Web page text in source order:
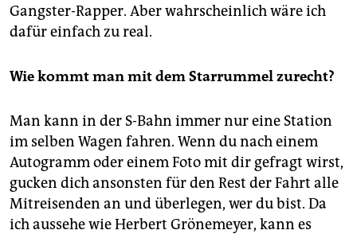
Gangster-Rapper. Aber wahrscheinlich wäre ich
dafür einfach zu real.
Wie kommt man mit dem Starrummel zurecht?
Man kann in der S-Bahn immer nur eine Station
im selben Wagen fahren. Wenn du nach einem
Autogramm oder einem Foto mit dir gefragt wirst,
gucken dich ansonsten für den Rest der Fahrt alle
Mitreisenden an und überlegen, wer du bist. Da
ich aussehe wie Herbert Grönemeyer, kann es